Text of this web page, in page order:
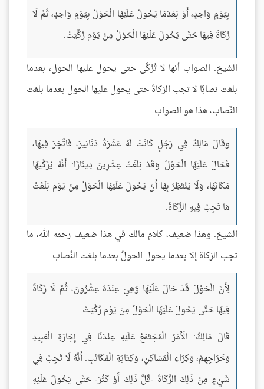
بِيَوْمٍ وَاحِدٍ، أَوْ بَعْدَمَا يَحُولُ عَلَيْهَا الْحَوْلُ بِيَوْمٍ وَاحِدٍ، ثُمَّ لَا
زَكَاةَ فِيهَا حَتَّى يَحُولَ عَلَيْهَا الْحَوْلُ مِنْ يَوْم زُكِّيَتْ.
الشيخ: الصواب أنها لا تُزَكَّى حتى يحول عليها الحول، بعدما
بلغت نصابًا لا تجب الزكاةُ حتى يحول عليها الحول بعدما بلغت
النِّصاب، هذا هو الصواب.
وقَالَ مَالِكٌ فِي رَجُلٍ كَانَتْ لَهُ عَشَرَةُ دَنَانِيرَ، فَاتَّجَرَ فِيهَا،
فَحَالَ عَلَيْهَا الْحَوْلُ وَقَدْ بَلَغَتْ عِشْرِينَ دِينَارًا: أَنَّهُ يُزَكِّيهَا
مَكَانَهَا، وَلَا يَنْتَظِرُ بِهَا أَنْ يَحُولَ عَلَيْهَا الْحَوْلُ مِنْ يَوْم بَلَغَتْ
مَا تَجِبُ فِيهِ الزَّكَاةُ.
الشيخ: وهذا ضعيف، كلام مالك في هذا ضعيف رحمه الله، ما
تجب الزكاة إلا بعدما يحول الحولُ بعدما بلغت النِّصاب.
لِأَنَّ الْحَوْلَ قَدْ حَالَ عَلَيْهَا وَهِيَ عِنْدَهُ عِشْرُونَ، ثُمَّ لَا زَكَاةَ
فِيهَا حَتَّى يَحُولَ عَلَيْهَا الْحَوْلُ مِنْ يَوْم زُكِّيَتْ.
قَالَ مَالِكٌ: الْأَمْرُ الْمُجْتَمَعُ عَلَيْهِ عِنْدَنَا فِي إِجَارَةِ الْعَبِيدِ
وَخَرَاجِهِمْ، وَكِرَاءِ الْمَسَاكِنِ، وَكِتَابَةِ الْمُكَاتَبِ: أَنَّهُ لَا تَجِبُ فِي
شَيْءٍ مِنْ ذَلِكَ الزَّكَاةُ -قَلَّ ذَلِكَ أَوْ كَثُرَ- حَتَّى يَحُولَ عَلَيْهِ